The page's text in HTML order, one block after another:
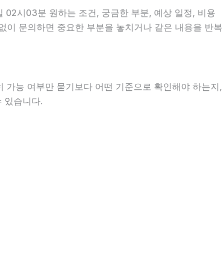
시03분 원하는 조건, 궁금한 부분, 예상 일정, 비용
문의하면 중요한 부분을 놓치거나 같은 내용을 반복
능 여부만 묻기보다 어떤 기준으로 확인해야 하는지,
있습니다.